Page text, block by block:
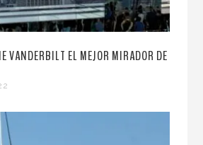
VANDERBILT EL MEJOR MIRADOR DE